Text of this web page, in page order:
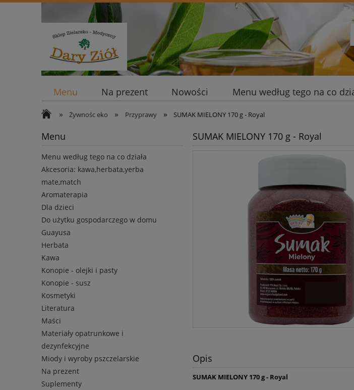
Menu Na prezent Nowości Menu według tego na co
» Żywnośc eko » Przyprawy » SUMAK MIELONY 170 g - Royal
Menu
Menu według tego na co działa
Akcesoria: kawa,herbata,yerba
mate,match
Aromaterapia
Dla dzieci
Do użytku gospodarczego w domu
Guayusa
Herbata
Kawa
Konopie - olejki i pasty
Konopie - susz
Kosmetyki
Literatura
Maści
Materiały opatrunkowe i
dezynfekcyjne
Miody i wyroby pszczelarskie
Na prezent
Suplementy
SUMAK MIELONY 170 g - Royal
Opis
SUMAK MIELONY 170 g - Royal